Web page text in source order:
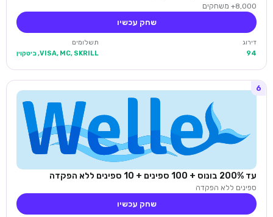
8,000+ משחקים
שחק עכשיו
דירוג
94
תשלומים
VISA, MC, SKRILL, ביטקוין
6
עד 200% בונוס + 100 ספינים + 10 ספינים ללא הפקדה
ספינים ללא הפקדה
שחק עכשיו